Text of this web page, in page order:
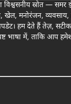
स्रोत — समर
खेल, मनोरंजन,
हम देते हैं तेज़,
भाषा में, ताकि आप